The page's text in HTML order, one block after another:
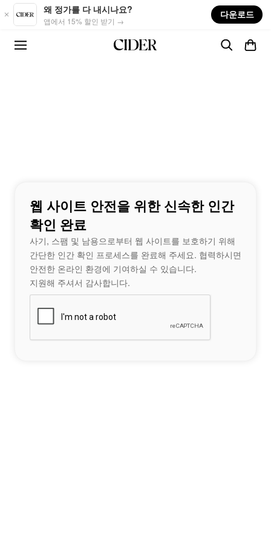
Skip to main content
왜 정가를 다 내시나요?
앱에서 15% 할인 받기 →
다운로드
웹 사이트 안전을 위한 신속한 인간
확인 완료
사기, 스팸 및 남용으로부터 웹 사이트를 보호하기 위해
간단한 인간 확인 프로세스를 완료해 주세요. 협력하시면
안전한 온라인 환경에 기여하실 수 있습니다.
지원해 주셔서 감사합니다.